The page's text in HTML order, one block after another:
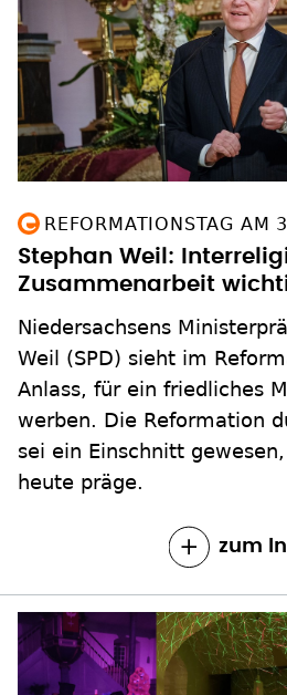
REFORMATIONSTAG AM
Stephan Weil:
Zusammenarbeit
Niedersachsens
Weil (SPD) sieht im
Anlass, für ein friedliches
werben. Die Reformation
sei ein Einschnitt
heute präge.
zum